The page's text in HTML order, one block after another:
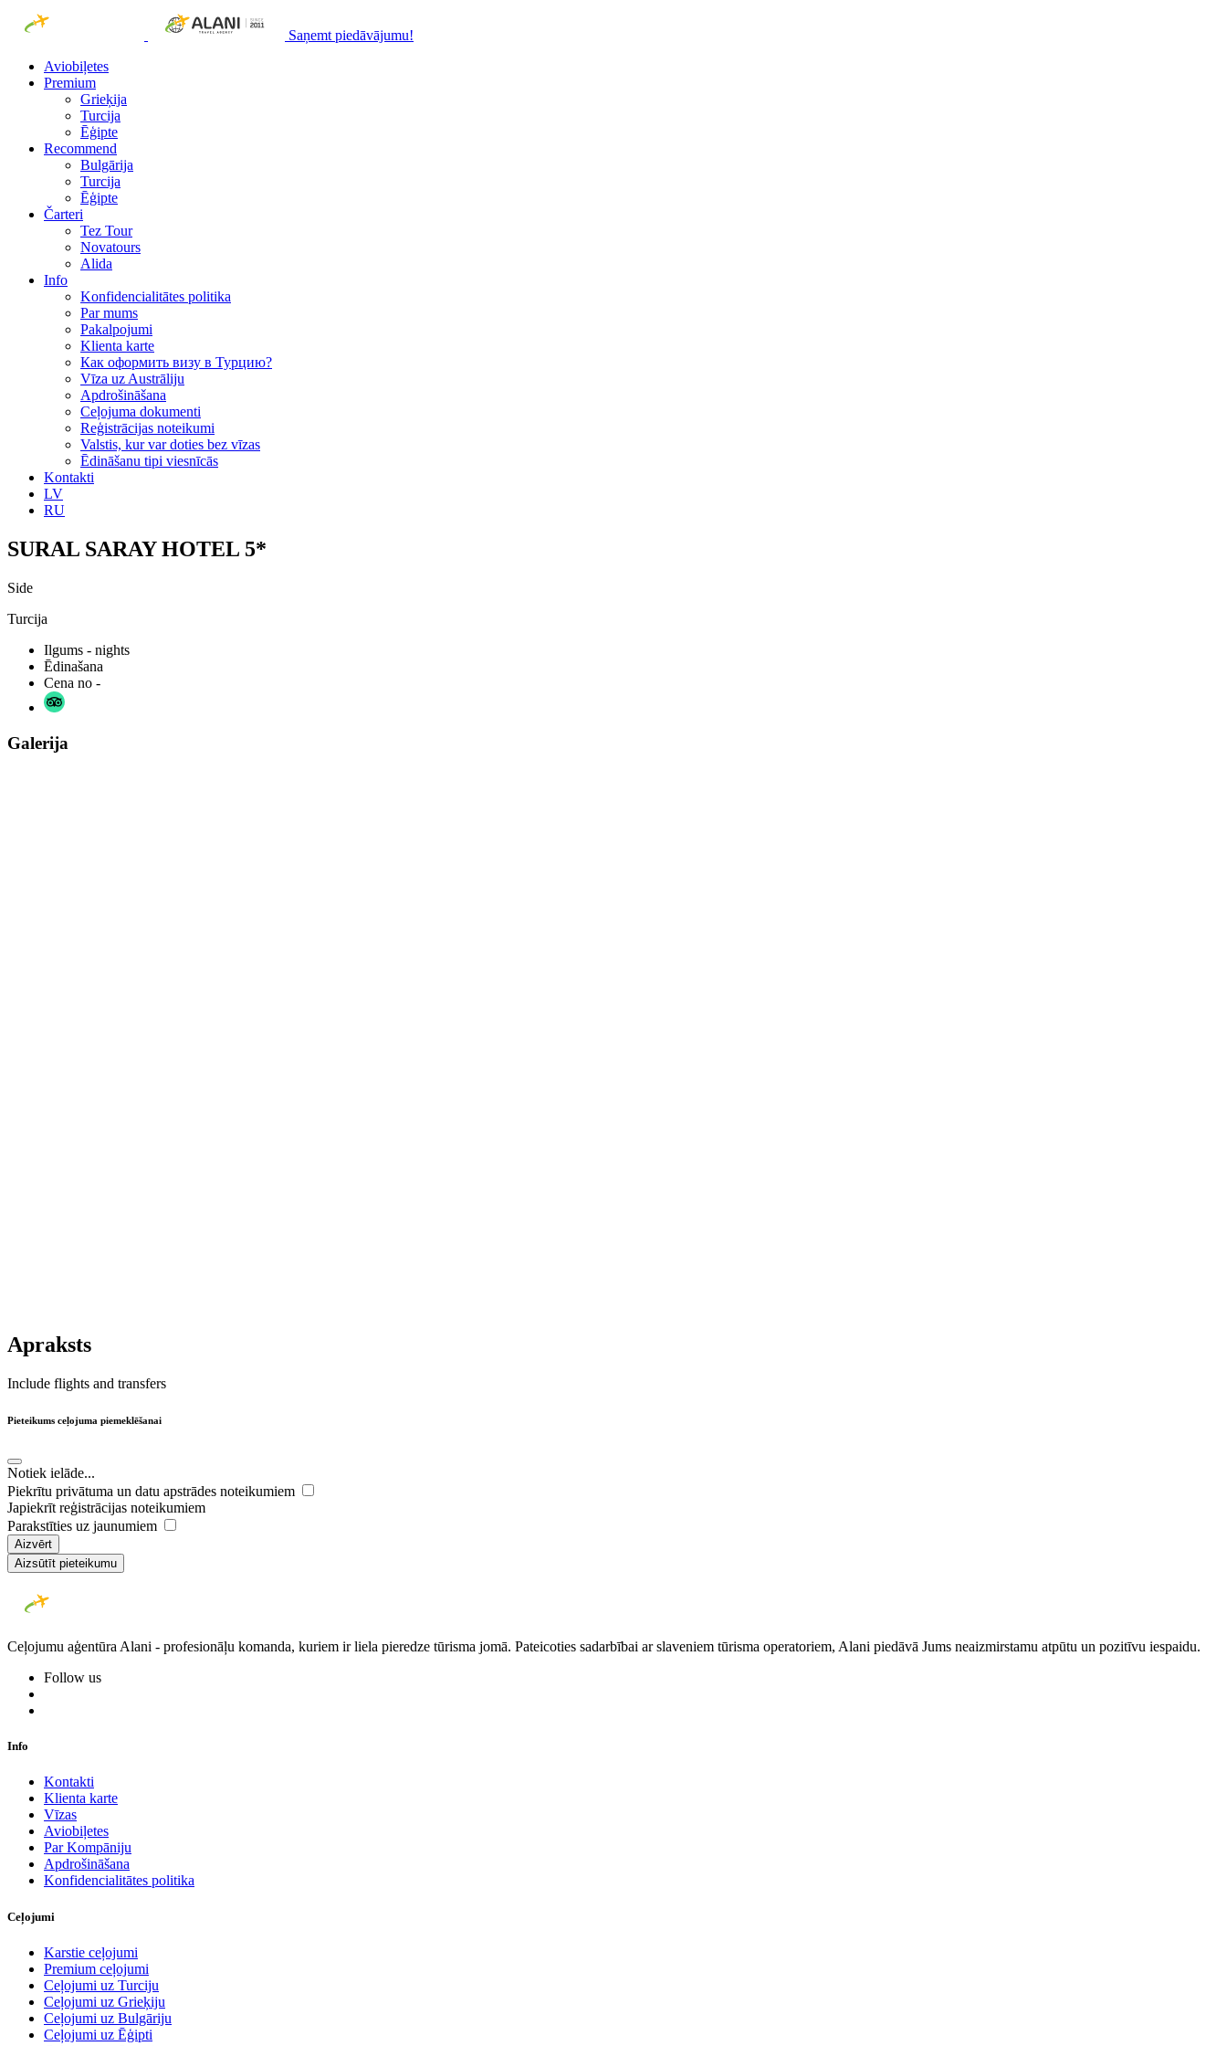
Saņemt piedāvājumu!
Aviobiļetes
Premium
Grieķija
Turcija
Ēģipte
Recommend
Bulgārija
Turcija
Ēģipte
Čarteri
Tez Tour
Novatours
Alida
Info
Konfidencialitātes politika
Par mums
Рakalpojumi
Klienta karte
Как оформить визу в Турцию?
Vīza uz Austrāliju
Apdrošināšana
Ceļojuma dokumenti
Reģistrācijas noteikumi
Valstis, kur var doties bez vīzas
Ēdināšanu tipi viesnīcās
Kontakti
LV
RU
SURAL SARAY HOTEL 5*
Side
Turcija
Ilgums - nights
Ēdinašana
Cena no -
Galerija
Apraksts
Include flights and transfers
Pieteikums ceļojuma piemeklēšanai
Notiek ielāde...
Piekrītu privātuma un datu apstrādes noteikumiem
Japiekrīt reģistrācijas noteikumiem
Parakstīties uz jaunumiem
Aizvērt
Aizsūtīt pieteikumu
Ceļojumu aģentūra Alani - profesionāļu komanda, kuriem ir liela pieredze tūrisma jomā. Pateicoties sadarbībai ar slaveniem tūrisma operatoriem, Alani piedāvā Jums neaizmirstamu atpūtu un pozitīvu iespaidu.
Follow us
Info
Kontakti
Klienta karte
Vīzas
Aviobiļetes
Par Kompāniju
Apdrošināšana
Konfidencialitātes politika
Ceļojumi
Karstie ceļojumi
Premium ceļojumi
Ceļojumi uz Turciju
Ceļojumi uz Grieķiju
Ceļojumi uz Bulgāriju
Ceļojumi uz Ēģipti